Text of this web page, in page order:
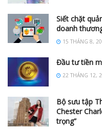
Siết chặt
doanh
15 THÁNG 8,
Đầu tư tiền
22 THÁNG 12,
Bộ sưu tập
Chester
trọng”